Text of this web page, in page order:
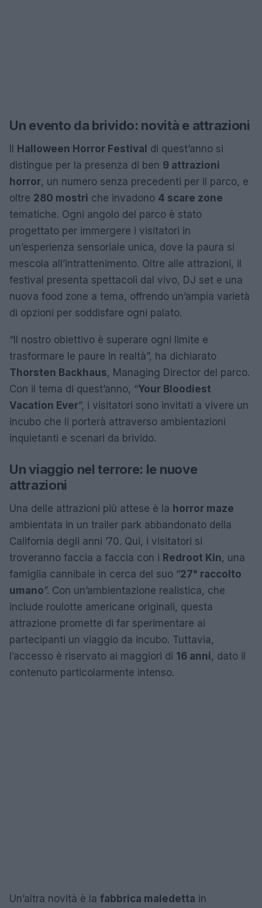
Un evento da brivido: novità e attrazioni
Il Halloween Horror Festival di quest’anno si
distingue per la presenza di ben 9 attrazioni
horror, un numero senza precedenti per il parco, e
oltre 280 mostri che invadono 4 scare zone
tematiche. Ogni angolo del parco è stato
progettato per immergere i visitatori in
un’esperienza sensoriale unica, dove la paura si
mescola all’intrattenimento. Oltre alle attrazioni, il
festival presenta spettacoli dal vivo, DJ set e una
nuova food zone a tema, offrendo un’ampia varietà
di opzioni per soddisfare ogni palato.
“Il nostro obiettivo è superare ogni limite e
trasformare le paure in realtà”, ha dichiarato
Thorsten Backhaus, Managing Director del parco.
Con il tema di quest’anno, “Your Bloodiest
Vacation Ever”, i visitatori sono invitati a vivere un
incubo che li porterà attraverso ambientazioni
inquietanti e scenari da brivido.
Un viaggio nel terrore: le nuove
attrazioni
Una delle attrazioni più attese è la horror maze
ambientata in un trailer park abbandonato della
California degli anni ’70. Qui, i visitatori si
troveranno faccia a faccia con i Redroot Kin, una
famiglia cannibale in cerca del suo “27° raccolto
umano”. Con un’ambientazione realistica, che
include roulotte americane originali, questa
attrazione promette di far sperimentare ai
partecipanti un viaggio da incubo. Tuttavia,
l’accesso è riservato ai maggiori di 16 anni, dato il
contenuto particolarmente intenso.
Un’altra novità è la fabbrica maledetta in